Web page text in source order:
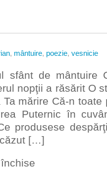
, mântuire, poezie, vesnicie
sfânt de mântuire
nopţii a răsărit O
Ta mărire Că-n
Puternic în
produsese
[…]